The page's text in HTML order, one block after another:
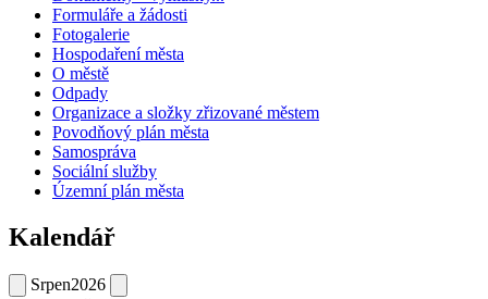
Formuláře a žádosti
Fotogalerie
Hospodaření města
O městě
Odpady
Organizace a složky zřizované městem
Povodňový plán města
Samospráva
Sociální služby
Územní plán města
Kalendář
Srpen2026